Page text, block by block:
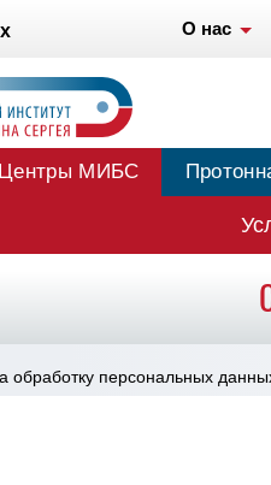
О нас
Центры МИБС
обработку персональных